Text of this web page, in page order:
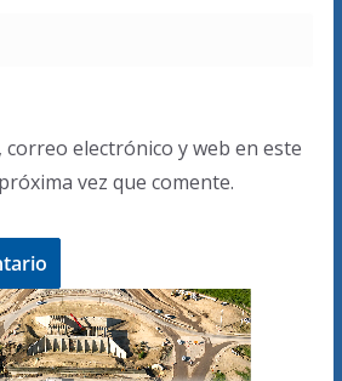
electrónico y web en este
vez que comente.